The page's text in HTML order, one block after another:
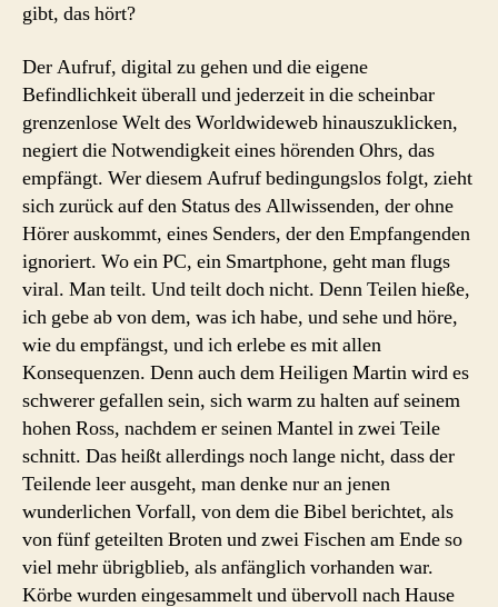
gibt, das hört?
Der Aufruf, digital zu gehen und die eigene
Befindlichkeit überall und jederzeit in die scheinbar
grenzenlose Welt des Worldwideweb hinauszuklicken,
negiert die Notwendigkeit eines hörenden Ohrs, das
empfängt. Wer diesem Aufruf bedingungslos folgt, zieht
sich zurück auf den Status des Allwissenden, der ohne
Hörer auskommt, eines Senders, der den Empfangenden
ignoriert. Wo ein PC, ein Smartphone, geht man flugs
viral. Man teilt. Und teilt doch nicht. Denn Teilen hieße,
ich gebe ab von dem, was ich habe, und sehe und höre,
wie du empfängst, und ich erlebe es mit allen
Konsequenzen. Denn auch dem Heiligen Martin wird es
schwerer gefallen sein, sich warm zu halten auf seinem
hohen Ross, nachdem er seinen Mantel in zwei Teile
schnitt. Das heißt allerdings noch lange nicht, dass der
Teilende leer ausgeht, man denke nur an jenen
wunderlichen Vorfall, von dem die Bibel berichtet, als
von fünf geteilten Broten und zwei Fischen am Ende so
viel mehr übrigblieb, als anfänglich vorhanden war.
Körbe wurden eingesammelt und übervoll nach Hause